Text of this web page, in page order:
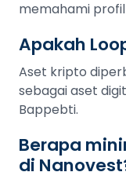
memahami
Apakah
Aset kripto
sebagai aset
Bappebti.
Berapa
di